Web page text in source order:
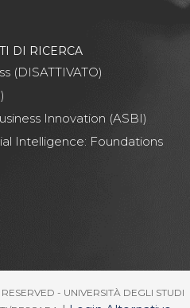
DI RICERCA
(DISATTIVATO)
Innovation (ASBI)
Intelligence: Foundations
- UNIVERSITÀ DEGLI STUDI